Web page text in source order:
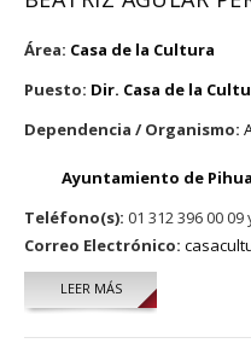
Área: Casa de la Cultura
Puesto: Dir. Casa de la
Dependencia / Organismo:
Ayuntamiento de
Teléfono(s): 01 312 396 00 09
Correo Electrónico:
LEER MÁSSOBRE BEATRIZ